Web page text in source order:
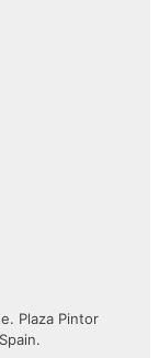
Plaza Pintor